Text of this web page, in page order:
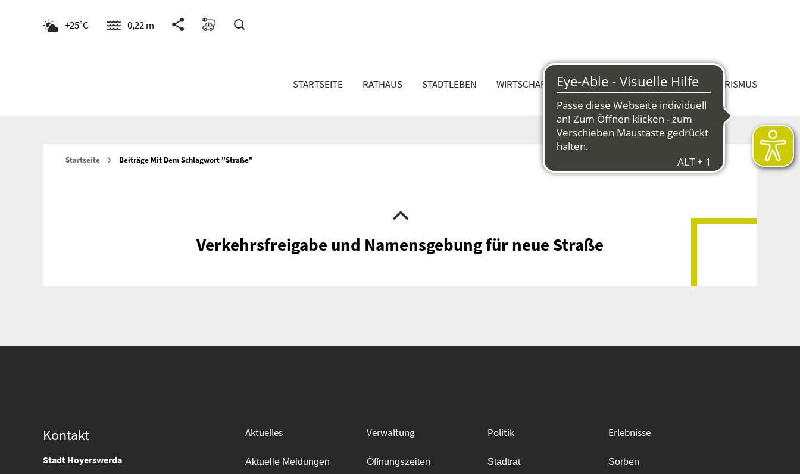
+25°C 0,22 m
STARTSEITE RATHAUS STADTLEBEN WIRTSCHAFT & STRUKTURWANDEL KULTUR & TOURISMUS
Startseite Beiträge Mit Dem Schlagwort "Straße"
Verkehrsfreigabe und Namensgebung für neue Straße
Kontakt
Stadt Hoyerswerda
Aktuelles
Aktuelle Meldungen
Verwaltung
Öffnungszeiten
Politik
Stadtrat
Erlebnisse
Sorben